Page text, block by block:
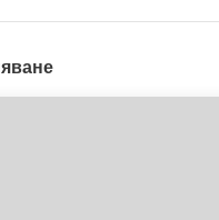
and satellite
toiletries and bidets.
dinner at the hotel's
drink at the bar/lounge. A